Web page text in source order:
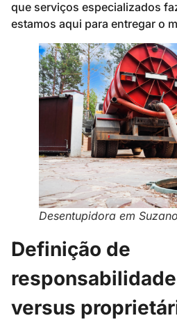
que serviços especializados
estamos aqui para entregar o
Desentupidora em
Definição de
versus